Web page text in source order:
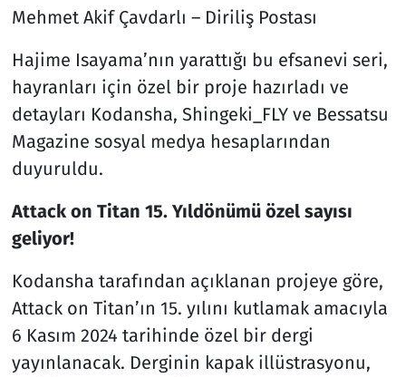
Mehmet Akif Çavdarlı – Diriliş Postası
Hajime Isayama’nın yarattığı bu efsanevi seri,
hayranları için özel bir proje hazırladı ve
detayları Kodansha, Shingeki_FLY ve Bessatsu
Magazine sosyal medya hesaplarından
duyuruldu.
Attack on Titan 15. Yıldönümü özel sayısı
geliyor!
Kodansha tarafından açıklanan projeye göre,
Attack on Titan’ın 15. yılını kutlamak amacıyla
6 Kasım 2024 tarihinde özel bir dergi
yayınlanacak. Derginin kapak illüstrasyonu,
Spor
Teknoloji ve Bilim
Televizyon